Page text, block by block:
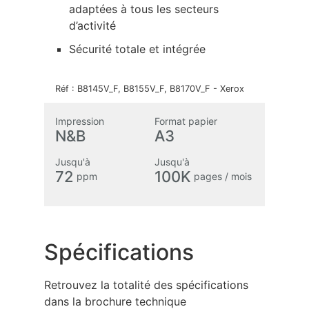
adaptées à tous les secteurs
d’activité
Sécurité totale et intégrée
Réf : B8145V_F, B8155V_F, B8170V_F - Xerox
Impression
N&B
Format papier
A3
Jusqu'à
72 ppm
Jusqu'à
100K pages / mois
Spécifications
Retrouvez la totalité des spécifications
dans la brochure technique